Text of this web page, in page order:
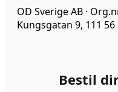
OD Sverige AB ·
Kungsgatan 9, 111
Bestil